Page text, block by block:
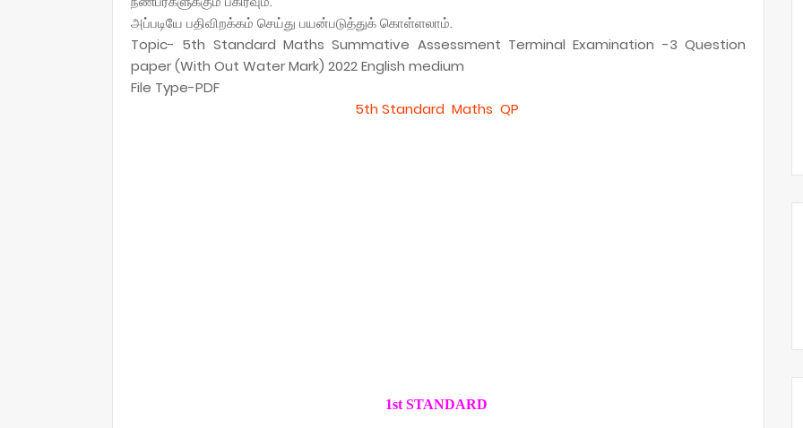
அப்படியே பதிவிறக்கம் செய்து பயன்படுத்துக் கொள்ளலாம்.
Topic- 5th Standard Maths Summative Assessment Terminal Examination -3 Question
paper (With Out Water Mark) 2022 English medium
File Type-PDF
5th Standard Maths QP
1st STANDARD